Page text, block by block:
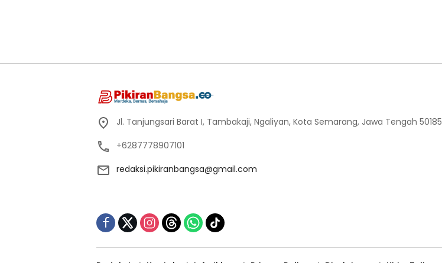
Jl. Tanjungsari Barat I, Tambakaji, Ngaliyan, Kota Semarang, Jawa Tengah 50185
+6287778907101
redaksi.pikiranbangsa@gmail.com